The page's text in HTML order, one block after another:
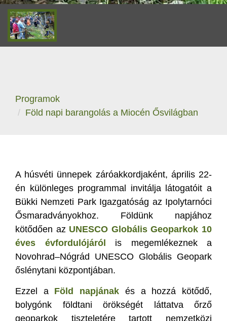
Programok
Föld napi barangolás a Miocén Ősvilágban
A húsvéti ünnepek záróakkordjaként, április 22-
én különleges programmal invitálja látogatóit a
Bükki Nemzeti Park Igazgatóság az Ipolytarnóci
Ősmaradványokhoz. Földünk napjához
kötődően az UNESCO Globális Geoparkok 10
éves évfordulójáról
is megemlékeznek a
Novohrad–Nógrád UNESCO Globális Geopark
őslénytani központjában.
Ezzel a Föld napjának és a hozzá kötődő,
bolygónk földtani örökségét láttatva őrző
geoparkok tiszteletére tartott nemzetközi